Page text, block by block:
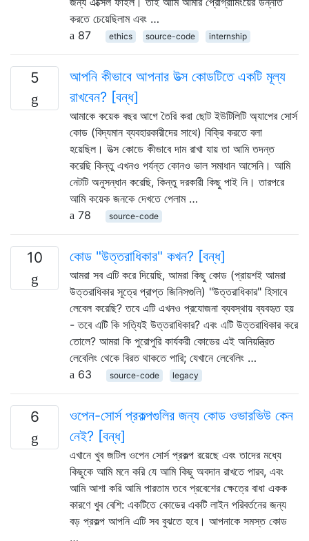
করতে চেয়েছিলাম এবং …
87
ethics source-code internship
5
আপনি কীভাবে আপনার উত্স কোডটিতে একটি মূল্য
রাখবেন? [বন্ধ]
আমাকে কয়েক বছর আগে তৈরি করা ছোট ইউটিলিটি অ্যাপের সোর্স
কোড (বিদ্যমান ব্যবহারকারীদের সাথে) বিক্রি করতে বলা
হয়েছিল। উত্স কোডে কীভাবে দাম রাখা যায় তা আমি তদন্ত
করেছি কিন্তু এখনও পর্যন্ত কোনও ভাল সমাধান আসেনি। আমি
নেটটি অনুসন্ধান করেছি, কিন্তু দরকারী কিছু পাই নি। তারপরে
আমি কয়েক জনকে দেখতে পেলাম …
78
source-code
10 কোড "উত্তরাধিকার" কখন? [বন্ধ]
আমরা সব এটি করে দিয়েছি, আমরা কিছু কোড (প্রায়শই আমরা
উত্তরাধিকার সূত্রে প্রাপ্ত জিনিসগুলি) "উত্তরাধিকার" হিসাবে
লেবেল করেছি? তবে এটি এখনও প্রযোজনা ব্যবস্থায় ব্যবহৃত হয়
- তবে এটি কি সত্যিই উত্তরাধিকার? এবং এটি উত্তরাধিকার করে
তোলে? আমরা কি পুরোপুরি কার্যকরী কোডের এই অনিয়ন্ত্রিত
লেবেলিং থেকে বিরত থাকতে পারি; যেখানে লেবেলিং …
63
source-code legacy
6
ওপেন-সোর্স প্রকল্পগুলির জন্য কোড ওভারভিউ কেন
নেই? [বন্ধ]
এখানে খুব জটিল ওপেন সোর্স প্রকল্প রয়েছে এবং তাদের মধ্যে
কিছুকে আমি মনে করি যে আমি কিছু অবদান রাখতে পারব, এবং
আমি আশা করি আমি পারতাম তবে প্রবেশের ক্ষেত্রে বাধা একক
কারণে খুব বেশি: একটিতে কোডের একটি লাইন পরিবর্তনের জন্য
বড় প্রকল্প আপনি এটি সব বুঝতে হবে। আপনাকে সমস্ত কোড
…